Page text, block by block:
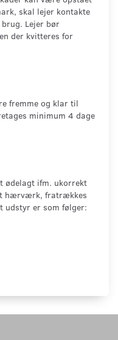
skal lejer kontakte
Lejer bør
der kvitteres for
fremme og klar til
minimum 4 dage
ødelagt ifm. ukorrekt
hærværk, fratrækkes
udstyr er som følger: